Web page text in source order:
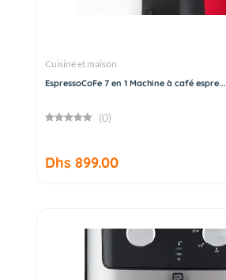
Cuisine et maison
EspressoCoFe 7 en 1 Machine à café espre...
(0)
Dhs 899.00